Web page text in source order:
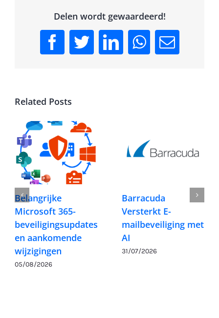
Delen wordt gewaardeerd!
Facebook
TwitterLinkedInWhatsApp
Email
Related Posts
Belangrijke
Microsoft 365-
beveiligingsupdates
en aankomende
wijzigingen
05/08/2026
Barracuda
Versterkt E-
mailbeveiliging met
AI
31/07/2026